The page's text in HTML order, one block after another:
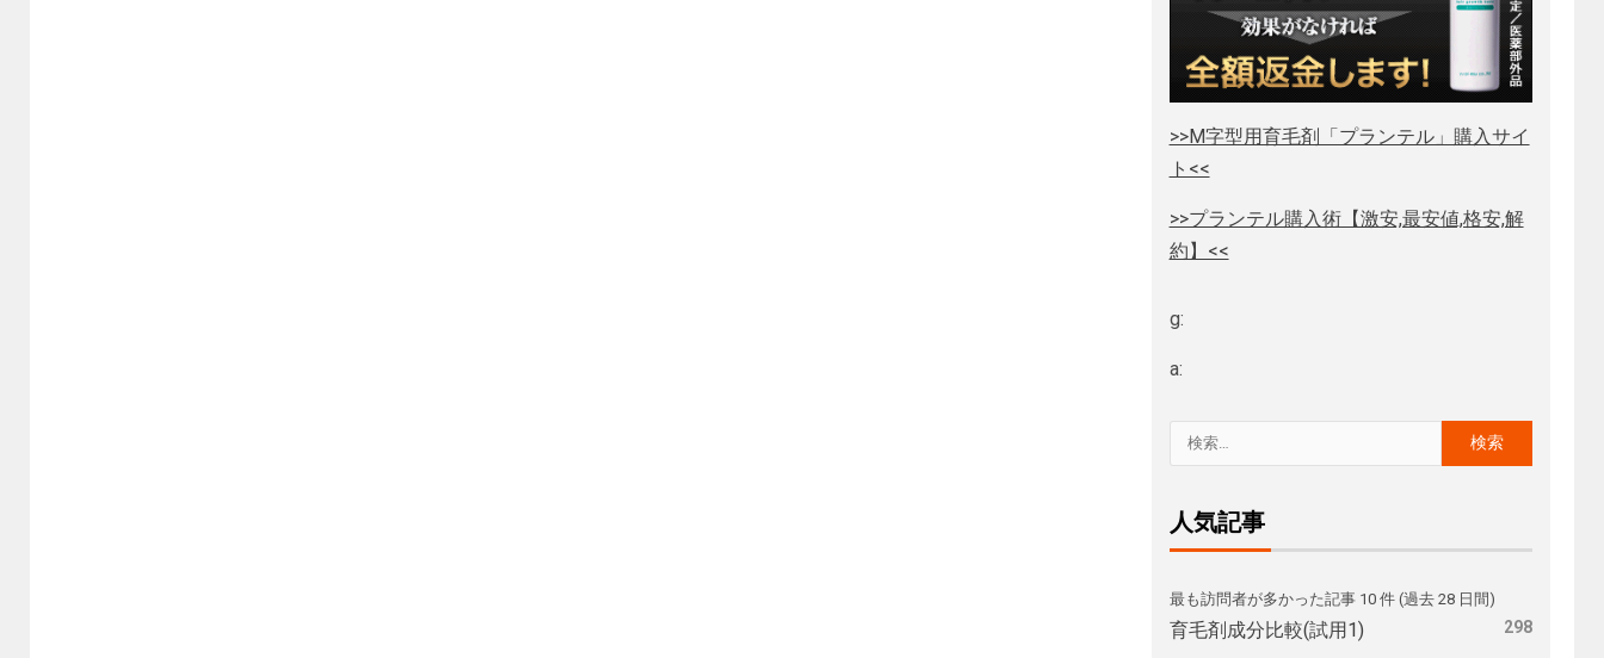
>>M字型用育毛剤「プランテル」購入サイ
ト<<
>>プランテル購入術【激安,最安値,格安,解
約】<<
g:
a:
人気記事
最も訪問者が多かった記事 10 件 (過去 28 日間)
育毛剤成分比較(試用1) 298